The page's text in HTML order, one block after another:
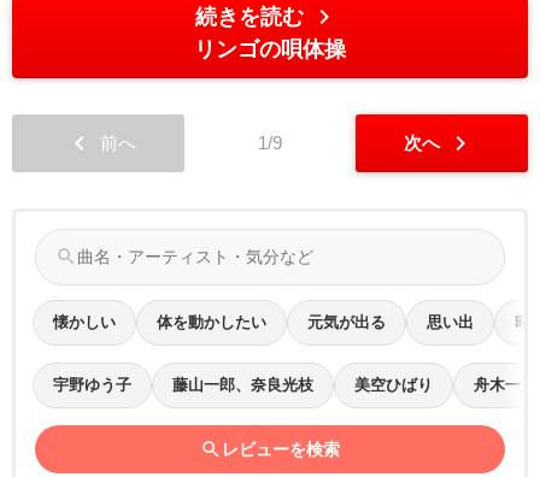
続きを読む chevron_right
リンゴの唄体操
chevron_left 前へ 1/9 次へ chevron_right
search
懐かしい 体を動かしたい 元気が出る 思い出 昭
宇野ゆう子 藤山一郎、奈良光枝 美空ひばり 舟木一夫
search レビューを検索